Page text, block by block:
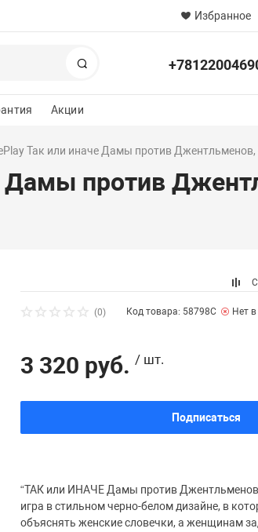
Избранное
Акции
Так или иначе Дамы против Джентльменов,
Дамы против
(0) Код товара: 58798C Нет
3 320 руб. / шт.
Подписаться
“ТАК или ИНАЧЕ Дамы против
игра в стильном черно-белом дизайне, в
объяснять женские словечки, а женщинам